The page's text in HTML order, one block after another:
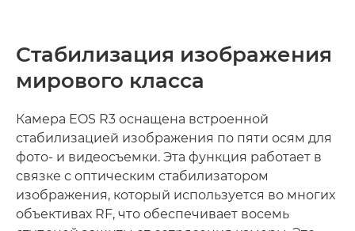
Стабилизация изображения
мирового класса
Камера EOS R3 оснащена встроенной
стабилизацией изображения по пяти осям для
фото- и видеосъемки. Эта функция работает в
связке с оптическим стабилизатором
изображения, который используется во многих
объективах RF, что обеспечивает восемь